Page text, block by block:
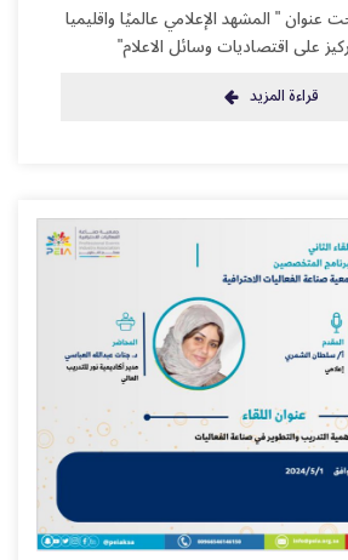
" المشهد الإعلامي عالميًا واقليميا
على اقتصاديات وسائل الاعلام"
قراءة المزيد